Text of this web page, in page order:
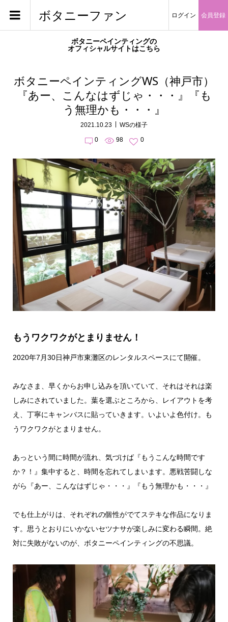
ボタニーファン ログイン 会員登録
ボタニーペインティングの
オフィシャルサイトはこちら
ボタニーペインティングWS（神戸市）
『あー、こんなはずじゃ・・・』『も
う無理かも・・・』
2021.10.23 WSの様子
0 98 0
もうワクワクがとまりません！
2020年7月30日神戸市東灘区のレンタルスペースにて開催。
みなさま、早くからお申し込みを頂いていて、それはそれは楽
しみにされていました。葉を選ぶところから、レイアウトを考
え、丁寧にキャンバスに貼っていきます。いよいよ色付け。も
うワクワクがとまりません。
あっという間に時間が流れ、気づけば『もうこんな時間です
か？！』集中すると、時間を忘れてしまいます。悪戦苦闘しな
がら『あー、こんなはずじゃ・・・』『もう無理かも・・・』
でも仕上がりは、それぞれの個性がでてステキな作品になりま
す。思うとおりにいかないセツナサが楽しみに変わる瞬間。絶
対に失敗がないのが、ボタニーペインティングの不思議。